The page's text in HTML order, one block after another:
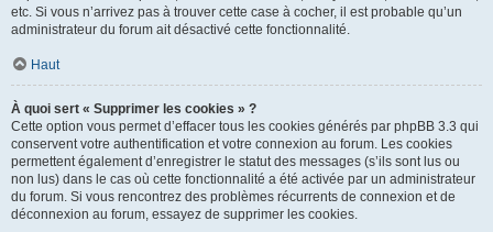
etc. Si vous n’arrivez pas à trouver cette case à cocher, il est probable qu’un
administrateur du forum ait désactivé cette fonctionnalité.
Haut
À quoi sert « Supprimer les cookies » ?
Cette option vous permet d’effacer tous les cookies générés par phpBB 3.3 qui
conservent votre authentification et votre connexion au forum. Les cookies
permettent également d’enregistrer le statut des messages (s’ils sont lus ou
non lus) dans le cas où cette fonctionnalité a été activée par un administrateur
du forum. Si vous rencontrez des problèmes récurrents de connexion et de
déconnexion au forum, essayez de supprimer les cookies.